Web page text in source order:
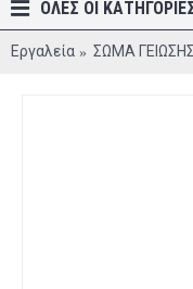
ΟΛΕΣ ΟΙ
Εργαλεία ΣΩΜΑ